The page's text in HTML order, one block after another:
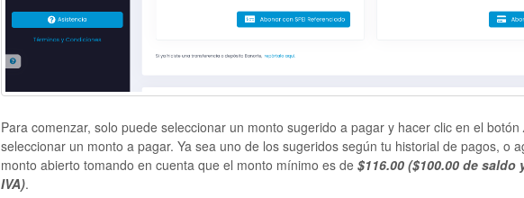
Para comenzar, solo puede seleccionar un monto sugerido a pagar y hacer clic en el botón
seleccionar un monto a pagar. Ya sea uno de los sugeridos según tu historial de pagos, o
monto abierto tomando en cuenta que el monto mínimo es de $116.00 ($100.00 de saldo
IVA).